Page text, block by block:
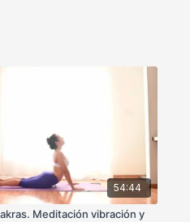
54:44
Meditación vibración y